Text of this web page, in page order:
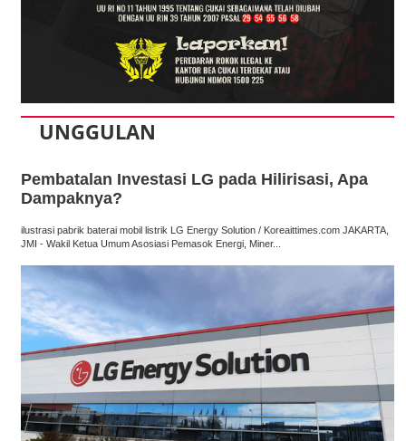
UNGGULAN
Pembatalan Investasi LG pada Hilirisasi, Apa
Dampaknya?
ilustrasi pabrik baterai mobil listrik LG Energy Solution / Koreaittimes.com JAKARTA,
JMI - Wakil Ketua Umum Asosiasi Pemasok Energi, Miner...